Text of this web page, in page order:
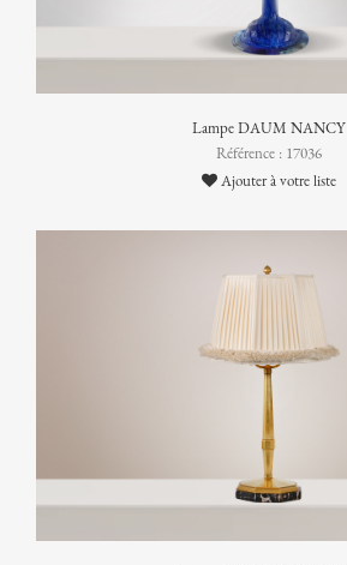
Lampe DAUM NANCY
Référence : 17036
Ajouter à votre liste